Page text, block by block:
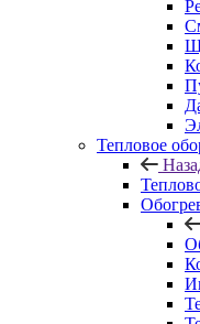
Тепловое